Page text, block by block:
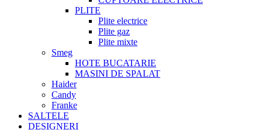
PLITE
Plite electrice
Plite gaz
Plite mixte
Smeg
HOTE BUCATARIE
MASINI DE SPALAT
Haider
Candy
Franke
SALTELE
DESIGNERI